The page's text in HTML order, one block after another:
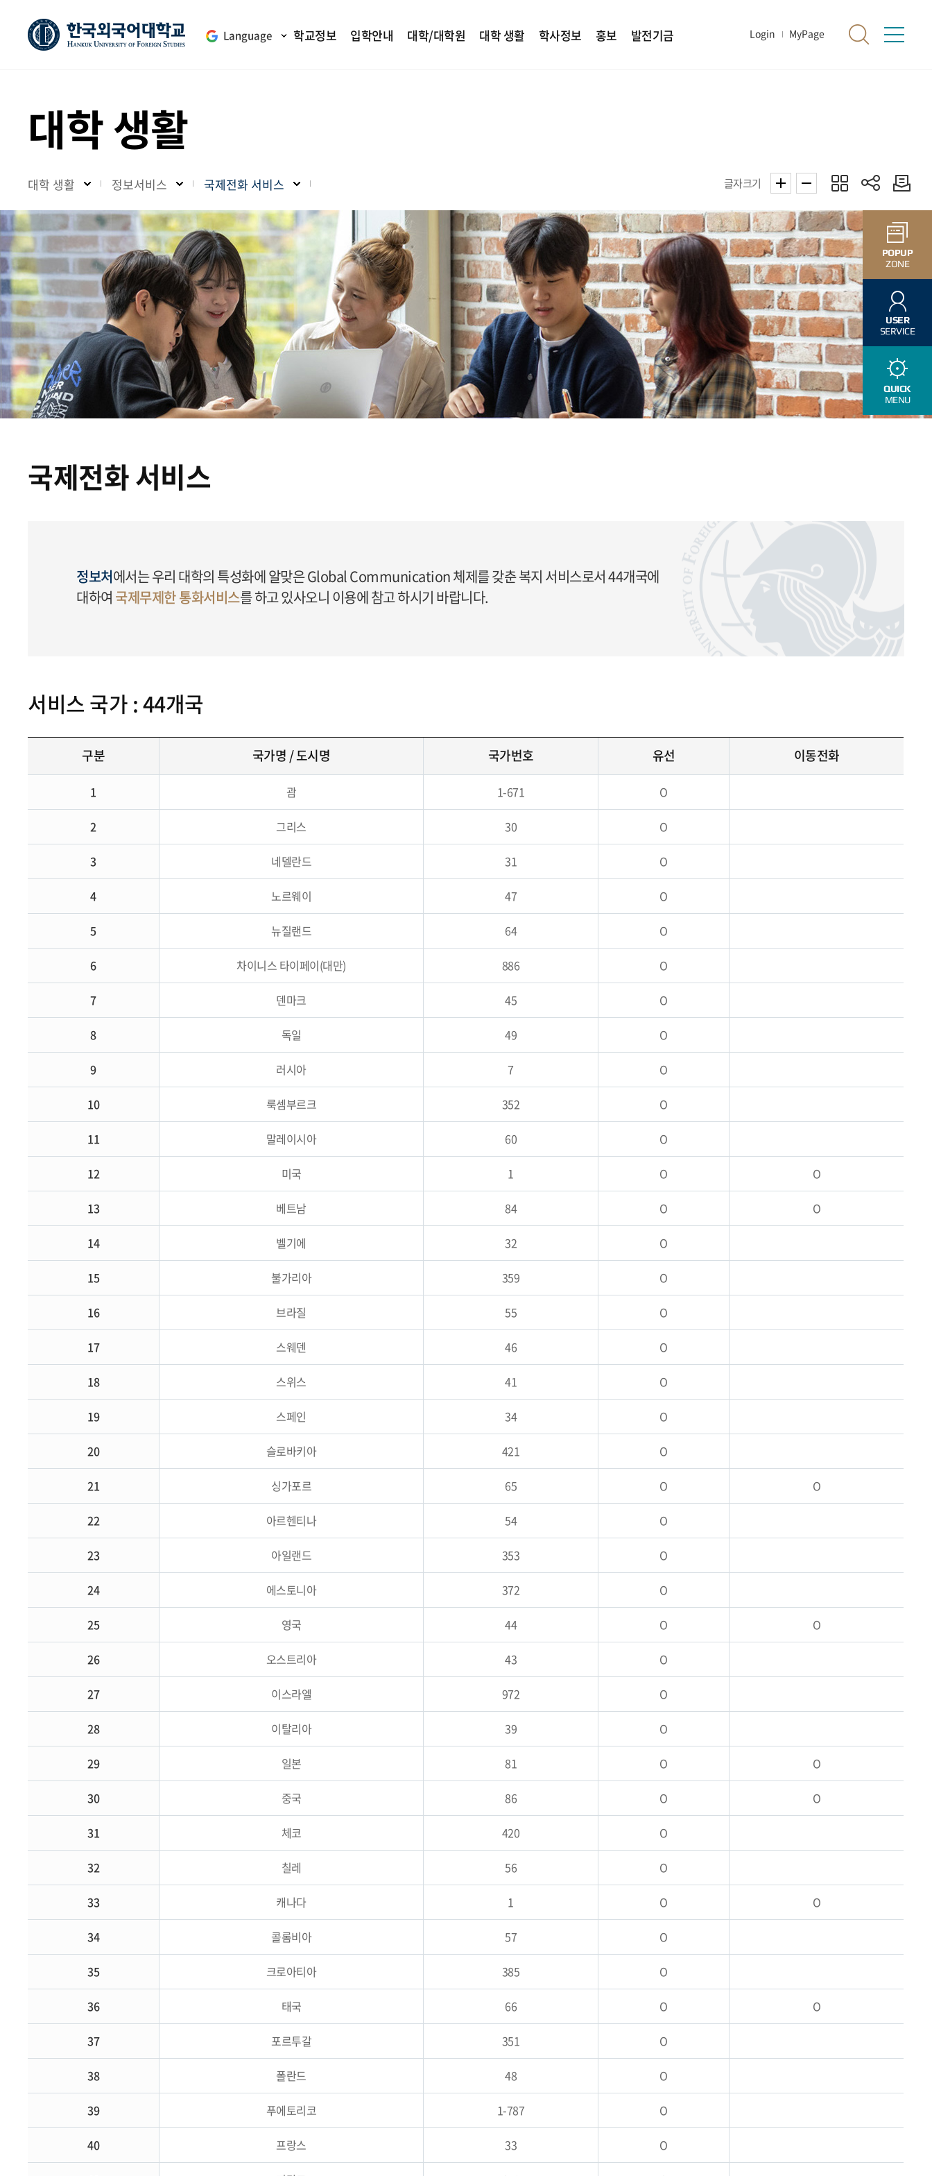
Language 학교정보 입학안내 대학/대학원 대학 생활 학사정보 홍보 발전기금 Login MyPage
POPUP
ZONE
USER
SERVICE
QUICK
MENU
대학 생활
대학 생활 정보서비스 국제전화 서비스 글자크기
국제전화 서비스
정보처에서는 우리 대학의 특성화에 알맞은 Global Communication 체제를 갖춘 복지 서비스로서 44개국에
대하여 국제무제한 통화서비스를 하고 있사오니 이용에 참고 하시기 바랍니다.
서비스 국가 : 44개국
구분 국가명 / 도시명 국가번호 유선 이동전화
1 괌 1-671 O
2 그리스 30 O
3 네델란드 31 O
4 노르웨이 47 O
5 뉴질랜드 64 O
6 차이니스 타이페이(대만) 886 O
7 덴마크 45 O
8 독일 49 O
9 러시아 7 O
10 룩셈부르크 352 O
11 말레이시아 60 O
12 미국 1 O O
13 베트남 84 O O
14 벨기에 32 O
15 불가리아 359 O
16 브라질 55 O
17 스웨덴 46 O
18 스위스 41 O
19 스페인 34 O
20 슬로바키아 421 O
21 싱가포르 65 O O
22 아르헨티나 54 O
23 아일랜드 353 O
24 에스토니아 372 O
25 영국 44 O O
26 오스트리아 43 O
27 이스라엘 972 O
28 이탈리아 39 O
29 일본 81 O O
30 중국 86 O O
31 체코 420 O
32 칠레 56 O
33 캐나다 1 O O
34 콜롬비아 57 O
35 크로아티아 385 O
36 태국 66 O O
37 포르투갈 351 O
38 폴란드 48 O
39 푸에토리코 1-787 O
40 프랑스 33 O